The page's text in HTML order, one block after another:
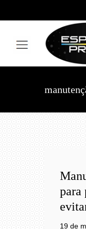
para
19 de